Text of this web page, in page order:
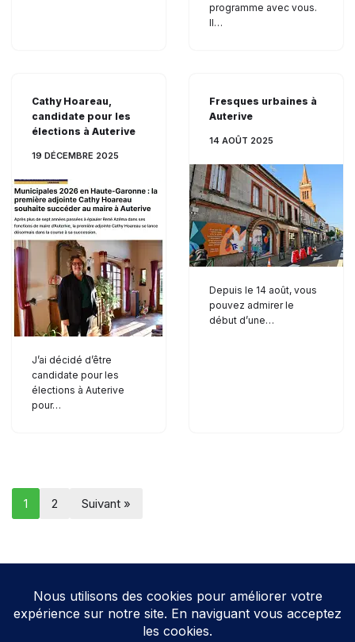
programme avec vous.
Il…
Cathy Hoareau,
candidate pour les
élections à Auterive
19 DÉCEMBRE 2025
J’ai décidé d’être
candidate pour les
élections à Auterive
pour…
Fresques urbaines à
Auterive
14 AOÛT 2025
Depuis le 14 août, vous
pouvez admirer le
début d’une…
1 2 Suivant »
Neve| Propulsé parWordPress
Direction de la publication: Cathy HOAREAU